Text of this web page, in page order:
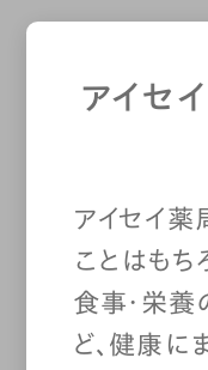
ンの温度を
設定したり
は、足元に
ように、扇
風」機能 を
アイセ
アイセイ薬
ことはもち
食事・栄養
ど、健康に